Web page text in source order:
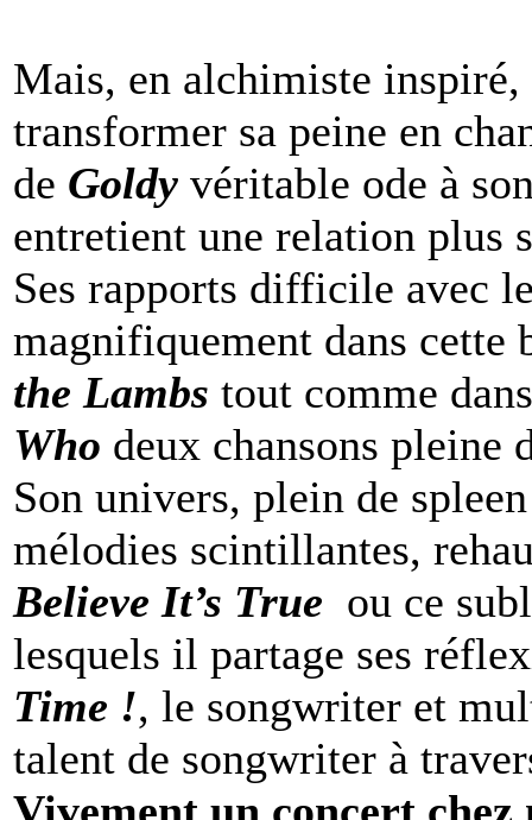
Mais, en alchimiste
transformer sa peine en
de Goldy véritable ode à
entretient une relation plus
Ses rapports difficile avec
magnifiquement dans cette
the Lambs tout comme
Who deux chansons pleine
Son univers, plein de
mélodies scintillantes,
Believe It’s True ou ce
lesquels il partage ses
Time !, le songwriter et
talent de songwriter à